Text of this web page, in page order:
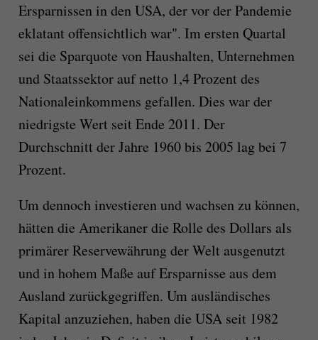
Ersparnissen in den USA, der vor der Pandemie
eklatant offensichtlich war". Im ersten Quartal
sei die Sparquote von Haushalten, Unternehmen
und Staatssektor auf netto 1,4 Prozent des
Nationaleinkommens gefallen. Dies war der
niedrigste Wert seit Ende 2011. Der
Durchschnitt der Jahre 1960 bis 2005 lag bei 7
Prozent.
Um dennoch investieren und wachsen zu können,
hätten die Amerikaner die Rolle des Dollars als
primärer Reservewährung der Welt ausgenutzt
und in hohem Maße auf Ersparnisse aus dem
Ausland zurückgegriffen. Um ausländisches
Kapital anzuziehen, haben die USA seit 1982